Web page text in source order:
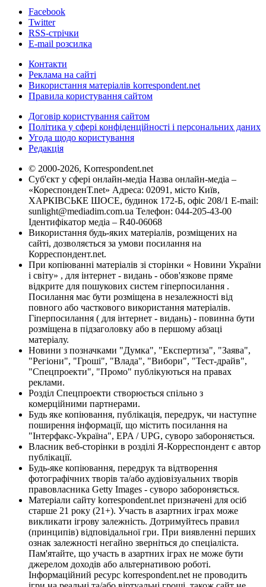
Facebook
Twitter
RSS-стрічки
E-mail розсилка
Контакти
Реклама на сайті
Використання матеріалів korrespondent.net
Правила користування сайтом
Договір користування сайтом
Політика у сфері конфіденційності і персональних даних
Угода щодо користування
Редакція
© 2000-2026, Korrespondent.net
Суб'єкт у сфері онлайн-медіа Назва онлайн-медіа –
«КореспонденТ.net» Адреса: 02091, місто Київ,
ХАРКІВСЬКЕ ШОСЕ, будинок 172-Б, офіс 208/1 E-mail:
sunlight@mediadim.com.ua Телефон: 044-205-43-00
Ідентифікатор медіа – R40-06068
Використання будь-яких матеріалів, розміщених на
сайті, дозволяється за умови посилання на
Корреспондент.net.
При копіюванні матеріалів зі сторінки « Новини України
і світу» , для інтернет - видань - обов'язкове пряме
відкрите для пошукових систем гіперпосилання .
Посилання має бути розміщена в незалежності від
повного або часткового використання матеріалів.
Гіперпосилання ( для інтернет - видань) - повинна бути
розміщена в підзаголовку або в першому абзаці
матеріалу.
Новини з позначками "Думка", "Експертиза", "Заява",
"Регіони", "Гроші", "Влада", "Вибори", "Тест-драйв",
"Спецпроекти", "Промо" публікуються на правах
реклами.
Розділ Спецпроекти створюється спільно з
комерційними партнерами.
Будь яке копіювання, публікація, передрук, чи наступне
поширення інформації, що містить посилання на
"Інтерфакс-Україна", EPA / UPG, суворо забороняється.
Власник веб-сторінки в розділі Я-Корреспондент є автор
публікації.
Будь-яке копіювання, передрук та відтворення
фотографічних творів та/або аудіовізуальних творів
правовласника Getty Images - суворо забороняється.
Матеріали сайту korrespondent.net призначені для осіб
старше 21 року (21+). Участь в азартних іграх може
викликати ігрову залежність. Дотримуйтесь правил
(принципів) відповідальної гри. При виявленні перших
ознак залежності негайно зверніться до спеціаліста.
Пам'ятайте, що участь в азартних іграх не може бути
джерелом доходів або альтернативою роботі.
Інформаційний ресурс korrespondent.net не проводить